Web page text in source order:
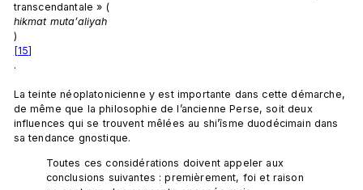
transcendantale » (
hikmat muta’aliyah
)
[15]
.
La teinte néoplatonicienne y est importante dans cette démarche,
de même que la philosophie de l’ancienne Perse, soit deux
influences qui se trouvent mêlées au shi’îsme duodécimain dans
Toutes ces considérations doivent appeler aux
conclusions suivantes : premièrement, foi et raison